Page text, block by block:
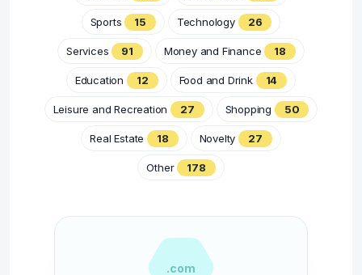
Sports 15 Technology 26
Services 91 Money and Finance 18
Education 12 Food and Drink 14
Leisure and Recreation 27 Shopping 50
Real Estate 18 Novelty 27
Other 178
.com